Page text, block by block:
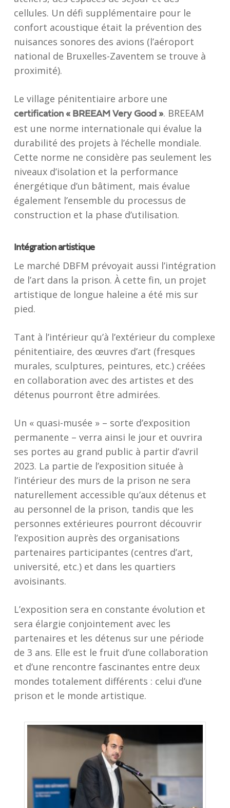
cellules. Un défi supplémentaire pour le
confort acoustique était la prévention des
nuisances sonores des avions (l’aéroport
national de Bruxelles-Zaventem se trouve à
proximité).
Le village pénitentiaire arbore une
certification « BREEAM Very Good ». BREEAM
est une norme internationale qui évalue la
durabilité des projets à l’échelle mondiale.
Cette norme ne considère pas seulement les
niveaux d’isolation et la performance
énergétique d’un bâtiment, mais évalue
également l’ensemble du processus de
construction et la phase d’utilisation.
Intégration artistique
Le marché DBFM prévoyait aussi l’intégration
de l’art dans la prison. À cette fin, un projet
artistique de longue haleine a été mis sur
pied.
Tant à l’intérieur qu’à l’extérieur du complexe
pénitentiaire, des œuvres d’art (fresques
murales, sculptures, peintures, etc.) créées
en collaboration avec des artistes et des
détenus pourront être admirées.
Un « quasi-musée » – sorte d’exposition
permanente – verra ainsi le jour et ouvrira
ses portes au grand public à partir d’avril
2023. La partie de l’exposition située à
l’intérieur des murs de la prison ne sera
naturellement accessible qu’aux détenus et
au personnel de la prison, tandis que les
personnes extérieures pourront découvrir
l’exposition auprès des organisations
partenaires participantes (centres d’art,
université, etc.) et dans les quartiers
avoisinants.
L’exposition sera en constante évolution et
sera élargie conjointement avec les
partenaires et les détenus sur une période
de 3 ans. Elle est le fruit d’une collaboration
et d’une rencontre fascinantes entre deux
mondes totalement différents : celui d’une
prison et le monde artistique.